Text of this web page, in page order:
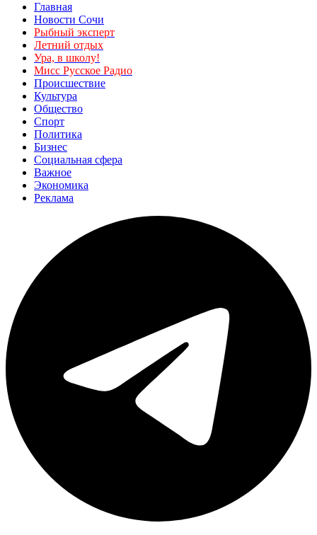
Главная
Новости Сочи
Рыбный эксперт
Летний отдых
Ура, в школу!
Мисс Русское Радио
Происшествие
Культура
Общество
Спорт
Политика
Бизнес
Социальная сфера
Важное
Экономика
Реклама